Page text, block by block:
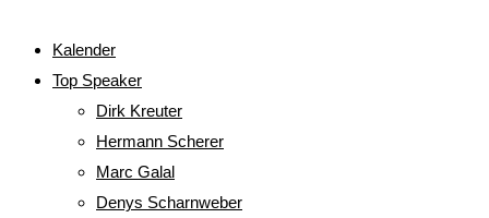
Kalender
Top Speaker
Dirk Kreuter
Hermann Scherer
Marc Galal
Denys Scharnweber